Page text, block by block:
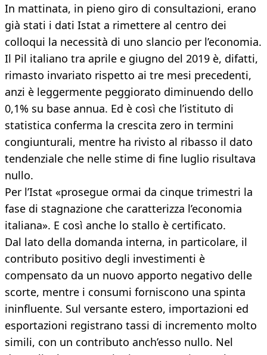
In mattinata, in pieno giro di consultazioni, erano
già stati i dati Istat a rimettere al centro dei
colloqui la necessità di uno slancio per l’economia.
Il Pil italiano tra aprile e giugno del 2019 è, difatti,
rimasto invariato rispetto ai tre mesi precedenti,
anzi è leggermente peggiorato diminuendo dello
0,1% su base annua. Ed è così che l’istituto di
statistica conferma la crescita zero in termini
congiunturali, mentre ha rivisto al ribasso il dato
tendenziale che nelle stime di fine luglio risultava
nullo.
Per l’Istat «prosegue ormai da cinque trimestri la
fase di stagnazione che caratterizza l’economia
italiana». E così anche lo stallo è certificato.
Dal lato della domanda interna, in particolare, il
contributo positivo degli investimenti è
compensato da un nuovo apporto negativo delle
scorte, mentre i consumi forniscono una spinta
ininfluente. Sul versante estero, importazioni ed
esportazioni registrano tassi di incremento molto
simili, con un contributo anch’esso nullo. Nel